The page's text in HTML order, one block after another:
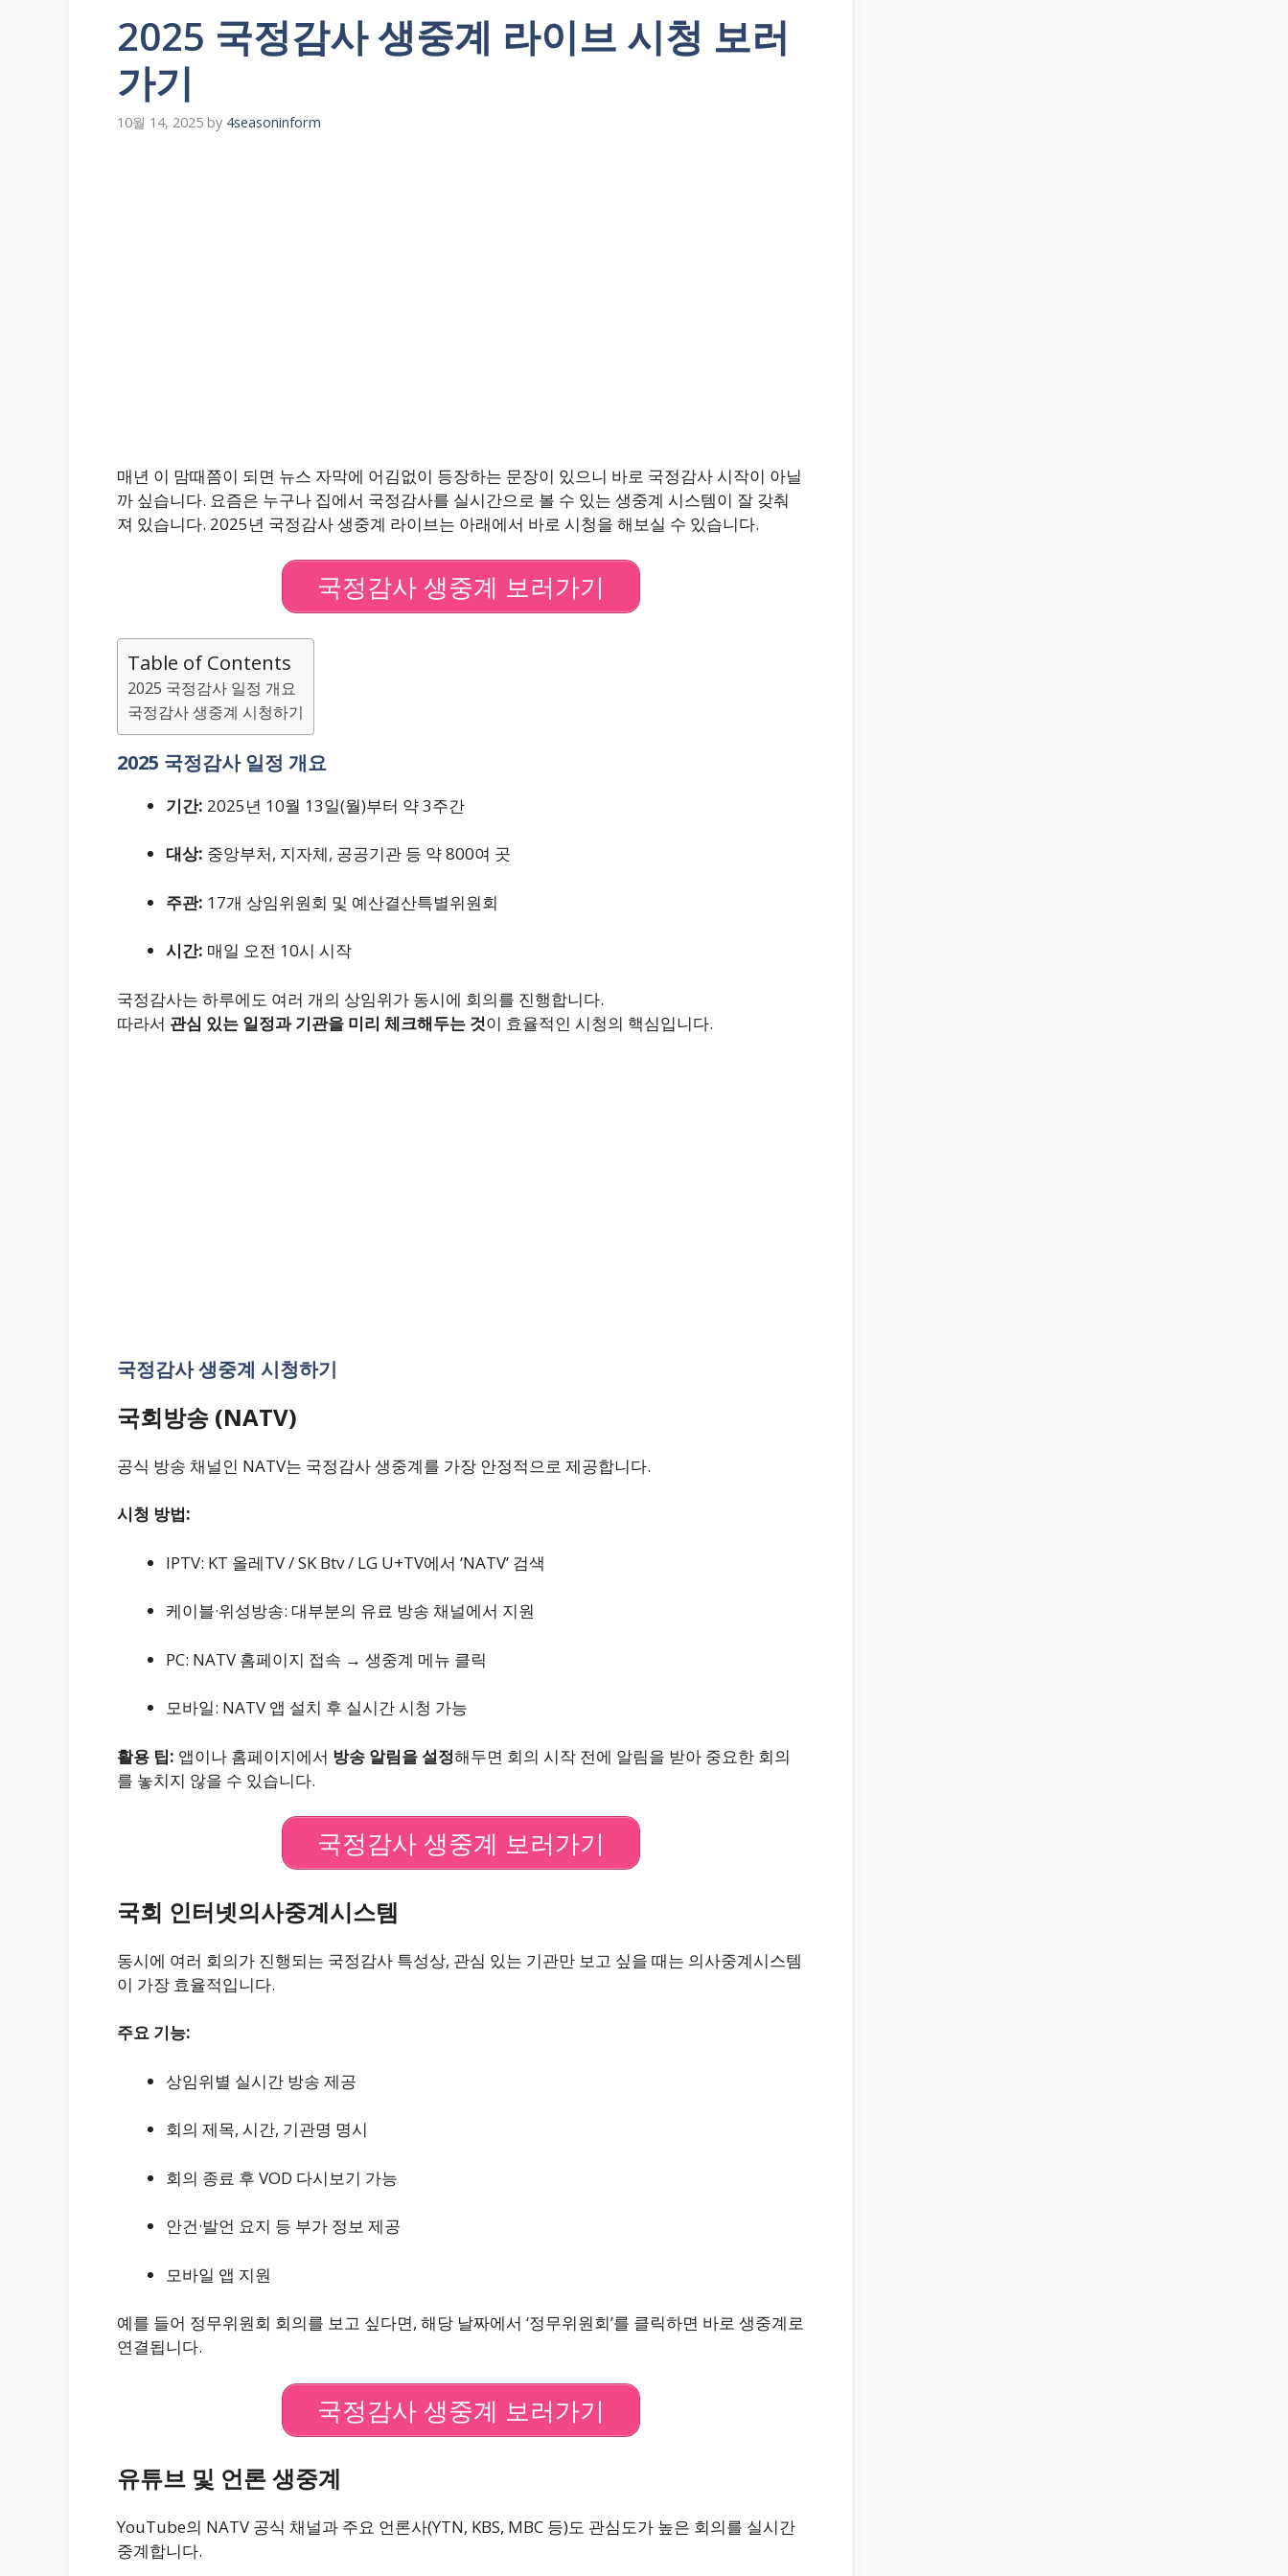
2025 국정감사 생중계 라이브 시청 보러
가기
10월 14, 2025 by 4seasoninform
매년 이 맘때쯤이 되면 뉴스 자막에 어김없이 등장하는 문장이 있으니 바로 국정감사 시작이 아닐
까 싶습니다. 요즘은 누구나 집에서 국정감사를 실시간으로 볼 수 있는 생중계 시스템이 잘 갖춰
져 있습니다. 2025년 국정감사 생중계 라이브는 아래에서 바로 시청을 해보실 수 있습니다.
국정감사 생중계 보러가기
Table of Contents
2025 국정감사 일정 개요
국정감사 생중계 시청하기
2025 국정감사 일정 개요
기간: 2025년 10월 13일(월)부터 약 3주간
대상: 중앙부처, 지자체, 공공기관 등 약 800여 곳
주관: 17개 상임위원회 및 예산결산특별위원회
시간: 매일 오전 10시 시작
국정감사는 하루에도 여러 개의 상임위가 동시에 회의를 진행합니다.
따라서 관심 있는 일정과 기관을 미리 체크해두는 것이 효율적인 시청의 핵심입니다.
국정감사 생중계 시청하기
국회방송 (NATV)
공식 방송 채널인 NATV는 국정감사 생중계를 가장 안정적으로 제공합니다.
시청 방법:
IPTV: KT 올레TV / SK Btv / LG U+TV에서 ‘NATV’ 검색
케이블·위성방송: 대부분의 유료 방송 채널에서 지원
PC: NATV 홈페이지 접속 → 생중계 메뉴 클릭
모바일: NATV 앱 설치 후 실시간 시청 가능
활용 팁: 앱이나 홈페이지에서 방송 알림을 설정해두면 회의 시작 전에 알림을 받아 중요한 회의
를 놓치지 않을 수 있습니다.
국정감사 생중계 보러가기
국회 인터넷의사중계시스템
동시에 여러 회의가 진행되는 국정감사 특성상, 관심 있는 기관만 보고 싶을 때는 의사중계시스템
이 가장 효율적입니다.
주요 기능:
상임위별 실시간 방송 제공
회의 제목, 시간, 기관명 명시
회의 종료 후 VOD 다시보기 가능
안건·발언 요지 등 부가 정보 제공
모바일 앱 지원
예를 들어 정무위원회 회의를 보고 싶다면, 해당 날짜에서 ‘정무위원회’를 클릭하면 바로 생중계로
연결됩니다.
국정감사 생중계 보러가기
유튜브 및 언론 생중계
YouTube의 NATV 공식 채널과 주요 언론사(YTN, KBS, MBC 등)도 관심도가 높은 회의를 실시간
중계합니다.